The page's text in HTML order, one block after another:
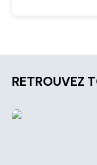
RETROUVEZ